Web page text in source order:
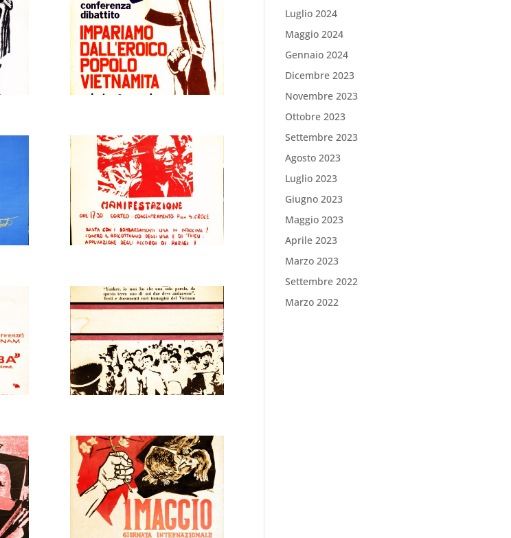
Luglio 2024
Maggio 2024
Gennaio 2024
Dicembre 2023
Novembre 2023
Ottobre 2023
Settembre 2023
Agosto 2023
Luglio 2023
Giugno 2023
Maggio 2023
Aprile 2023
Marzo 2023
Settembre 2022
Marzo 2022